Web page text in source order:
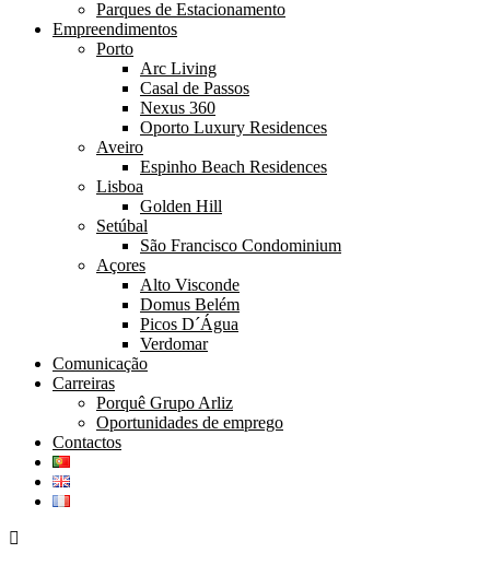
Parques de Estacionamento
Empreendimentos
Porto
Arc Living
Casal de Passos
Nexus 360
Oporto Luxury Residences
Aveiro
Espinho Beach Residences
Lisboa
Golden Hill
Setúbal
São Francisco Condominium
Açores
Alto Visconde
Domus Belém
Picos D´Água
Verdomar
Comunicação
Carreiras
Porquê Grupo Arliz
Oportunidades de emprego
Contactos